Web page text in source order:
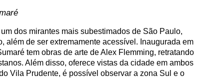
dos mirantes mais subestimados de São Paulo,
além de ser extremamente acessível. Inaugurada em
tem obras de arte de Alex Flemming, retratando
Além disso, oferece vistas da cidade em ambos
Vila Prudente, é possível observar a zona Sul e o